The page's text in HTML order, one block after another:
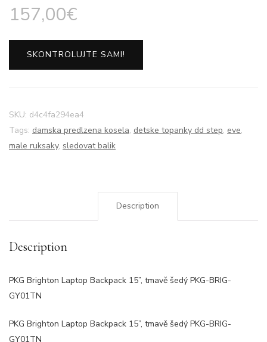
157,00€
SKONTROLUJTE SAMI!
SKU: d4c4fa294ea4
Tags: damska predlzena kosela, detske topanky dd step, eve,
male ruksaky, sledovat balik
Description
Description
PKG Brighton Laptop Backpack 15”, tmavě šedý PKG-BRIG-
GY01TN
PKG Brighton Laptop Backpack 15”, tmavě šedý PKG-BRIG-
GY01TN